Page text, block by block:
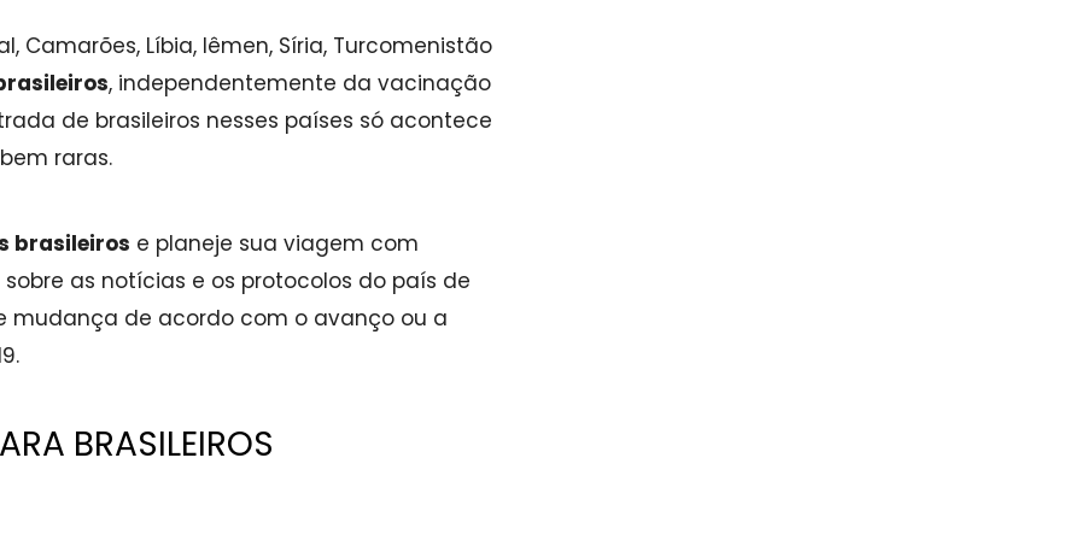
Camarões, Líbia, Iêmen, Síria, Turcomenistão
, independentemente da vacinação
de brasileiros nesses países só acontece
raras.
brasileiros e planeje sua viagem com
as notícias e os protocolos do país de
mudança de acordo com o avanço ou a
BRASILEIROS